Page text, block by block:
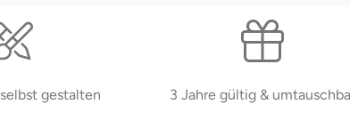
gestalten 3 Jahre gültig &